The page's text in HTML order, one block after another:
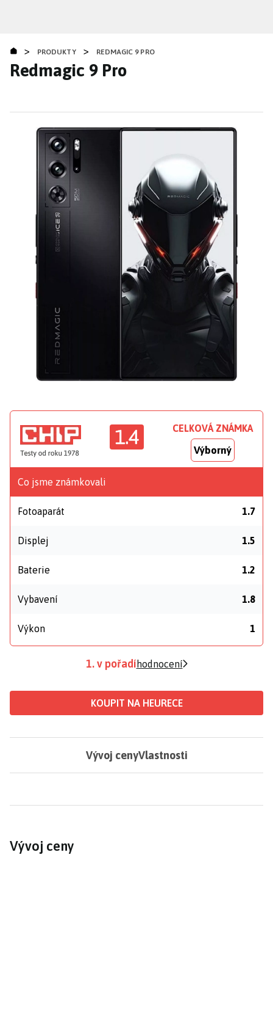
obsahu
> PRODUKTY > REDMAGIC 9 PRO
Redmagic 9 Pro
1.4 CELKOVÁ ZNÁMKA
Výborný
Co jsme známkovali
Fotoaparát 1.7
Displej 1.5
Baterie 1.2
Vybavení 1.8
Výkon 1
1. v pořadí hodnocení
KOUPIT NA HEURECE
Vývoj cenyVlastnosti
Vývoj ceny